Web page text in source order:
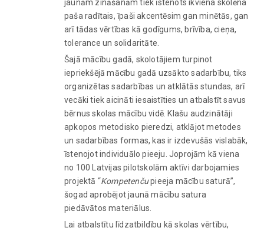
jaunām zināšanām tiek īstenots ikviena skolēna
paša radītais, īpaši akcentēsim gan minētās, gan
arī tādas vērtības kā godīgums, brīvība, cieņa,
tolerance un solidaritāte.
Šajā mācību gadā, skolotājiem turpinot
iepriekšējā mācību gadā uzsākto sadarbību, tiks
organizētas sadarbības un atklātās stundas, arī
vecāki tiek aicināti iesaistīties un atbalstīt savus
bērnus skolas mācību vidē. Klašu audzinātāji
apkopos metodisko pieredzi, atklājot metodes
un sadarbības formas, kas ir izdevušās vislabāk,
īstenojot individuālo pieeju. Joprojām kā viena
no 100 Latvijas pilotskolām aktīvi darbojamies
projektā “Kompetenčupieeja mācību saturā”,
šogad aprobējot jaunā mācību satura
piedāvātos materiālus.
Lai atbalstītu līdzatbildību kā skolas vērtību,